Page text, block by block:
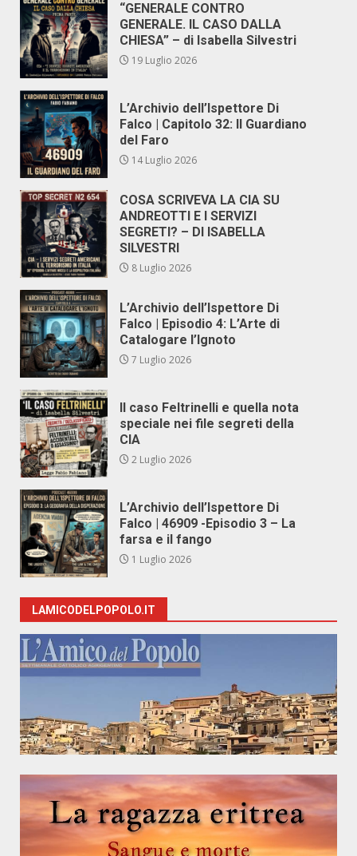
“GENERALE CONTRO
GENERALE. IL CASO DALLA
CHIESA” – di Isabella Silvestri
19 Luglio 2026
L’Archivio dell’Ispettore Di
Falco | Capitolo 32: Il Guardiano
del Faro
14 Luglio 2026
COSA SCRIVEVA LA CIA SU
ANDREOTTI E I SERVIZI
SEGRETI? – DI ISABELLA
SILVESTRI
8 Luglio 2026
L’Archivio dell’Ispettore Di
Falco | Episodio 4: L’Arte di
Catalogare l’Ignoto
7 Luglio 2026
Il caso Feltrinelli e quella nota
speciale nei file segreti della
CIA
2 Luglio 2026
L’Archivio dell’Ispettore Di
Falco | 46909 -Episodio 3 – La
farsa e il fango
1 Luglio 2026
LAMICODELPOPOLO.IT